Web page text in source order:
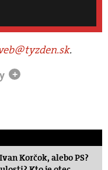
.
+
Korčok, alebo PS?